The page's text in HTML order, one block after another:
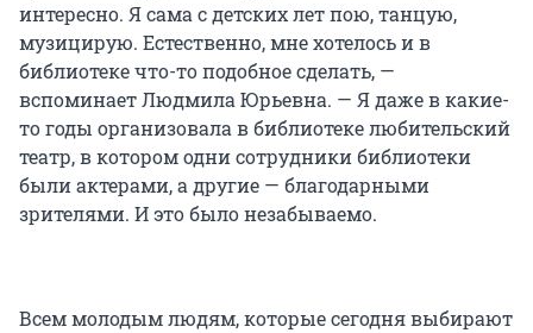
интересно. Я сама с детских лет пою, танцую,
музицирую. Естественно, мне хотелось и в
библиотеке что-то подобное сделать, —
вспоминает Людмила Юрьевна. — Я даже в какие-
то годы организовала в библиотеке любительский
театр, в котором одни сотрудники библиотеки
были актерами, а другие — благодарными
зрителями. И это было незабываемо.
Всем молодым людям, которые сегодня выбирают